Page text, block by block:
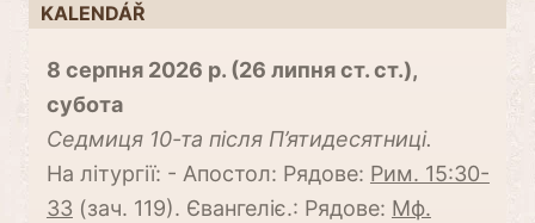
KALENDÁŘ
8 серпня 2026 р. (26 липня ст. ст.),
субота
Cедмиця 10-та після П’ятидесятниці.
На літургії: - Апостол: Рядове: Рим. 15:30-
33 (зач. 119). Євангеліє.: Рядове: Мф.